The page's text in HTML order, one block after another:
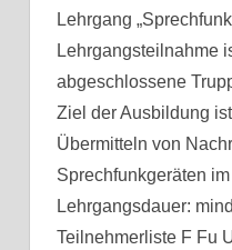
Lehrgang
Lehrgangsteilnahme
abgeschlossene
Ziel der Ausbildung
Übermitteln von
Sprechfunkgeräten
Lehrgangsdauer:
Teilnehmerliste F Fu